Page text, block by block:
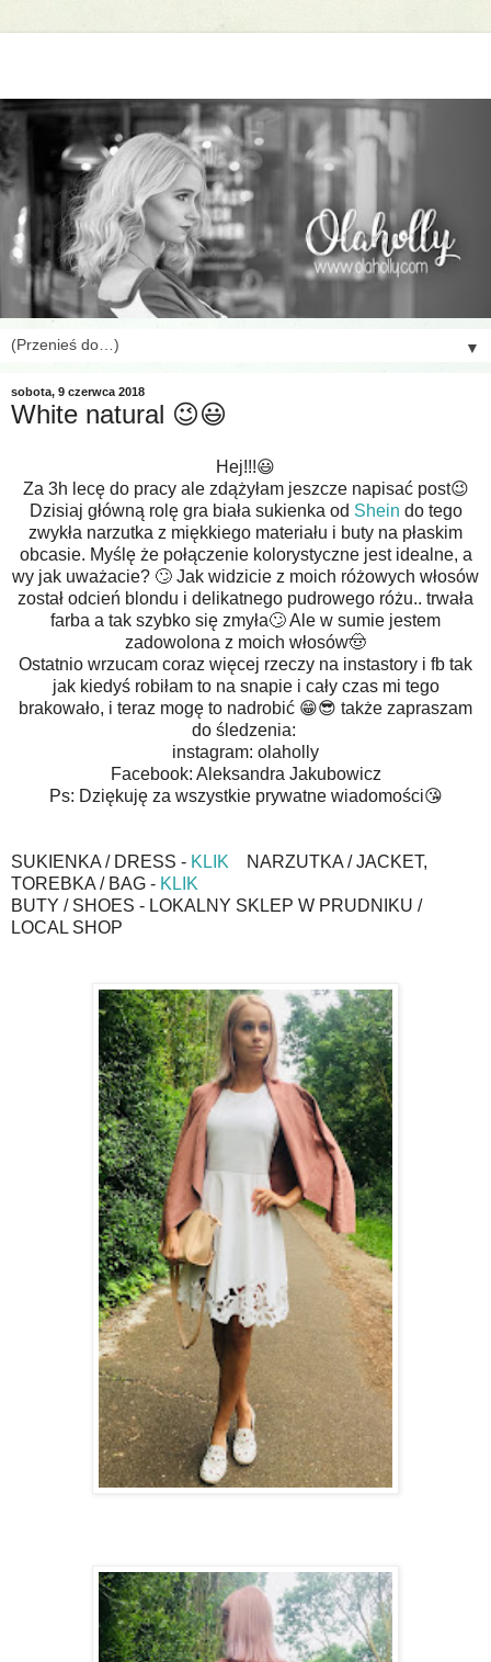
▼
sobota, 9 czerwca 2018
White natural 😉😃
Hej!!!😃
Za 3h lecę do pracy ale zdążyłam jeszcze napisać post😉
Dzisiaj główną rolę gra biała sukienka od Shein do tego
zwykła narzutka z miękkiego materiału i buty na płaskim
obcasie. Myślę że połączenie kolorystyczne jest idealne, a
wy jak uważacie? 🙄 Jak widzicie z moich różowych włosów
został odcień blondu i delikatnego pudrowego różu.. trwała
farba a tak szybko się zmyła🙄 Ale w sumie jestem
zadowolona z moich włosów🤠
Ostatnio wrzucam coraz więcej rzeczy na instastory i fb tak
jak kiedyś robiłam to na snapie i cały czas mi tego
brakowało, i teraz mogę to nadrobić 😁😎 także zapraszam
do śledzenia:
instagram: olaholly
Facebook: Aleksandra Jakubowicz
Ps: Dziękuję za wszystkie prywatne wiadomości😘
SUKIENKA / DRESS - KLIK NARZUTKA / JACKET,
TOREBKA / BAG - KLIK
BUTY / SHOES - LOKALNY SKLEP W PRUDNIKU /
LOCAL SHOP